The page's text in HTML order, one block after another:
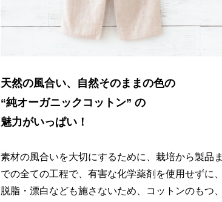
天然の風合い、自然そのままの色の
“純オーガニックコットン” の
魅力がいっぱい！
素材の風合いを大切にするために、栽培から製品ま
での全ての工程で、有害な化学薬剤を使用せずに、
脱脂・漂白なども施さないため、コットンのもつ、